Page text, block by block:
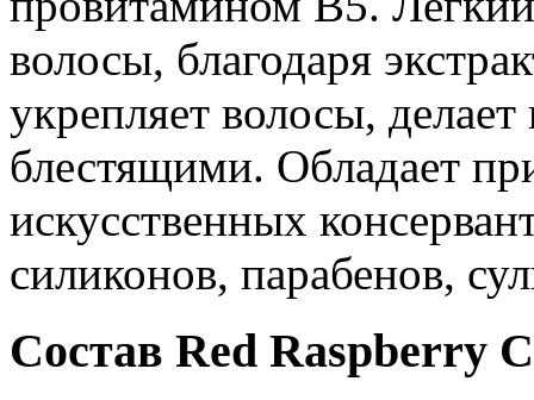
волосы, благодаря
укрепляет волосы,
блестящими. Обладает
искусственных
силиконов, парабенов,
Состав Red Raspberry